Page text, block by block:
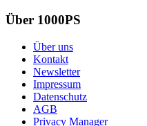
Über 1000PS
Über uns
Kontakt
Newsletter
Impressum
Datenschutz
AGB
Privacy Manager